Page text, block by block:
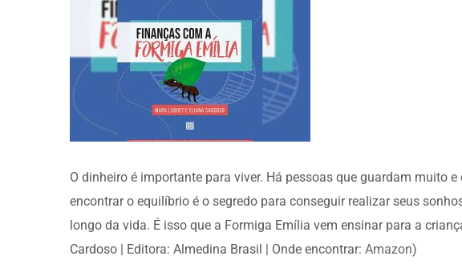
O dinheiro é importante para viver. Há pessoas que guardam muito
encontrar o equilíbrio é o segredo para conseguir realizar seus
longo da vida. É isso que a Formiga Emília vem ensinar para a
Cardoso | Editora: Almedina Brasil | Onde encontrar: Amazon)